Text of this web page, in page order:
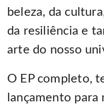
beleza, da
da resiliência e
arte do nosso
O EP completo,
lançamento